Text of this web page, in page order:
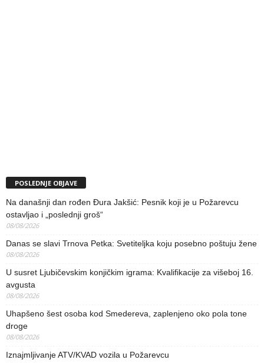
POSLEDNJE OBJAVE
Na današnji dan rođen Đura Jakšić: Pesnik koji je u Požarevcu
ostavljao i „poslednji groš“
08/08/2026
Danas se slavi Trnova Petka: Svetiteljka koju posebno poštuju žene
08/08/2026
U susret Ljubičevskim konjičkim igrama: Kvalifikacije za višeboj 16.
avgusta
08/08/2026
Uhapšeno šest osoba kod Smedereva, zaplenjeno oko pola tone
droge
08/08/2026
Iznajmljivanje ATV/KVAD vozila u Požarevcu